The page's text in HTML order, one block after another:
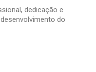
dedicação e
do